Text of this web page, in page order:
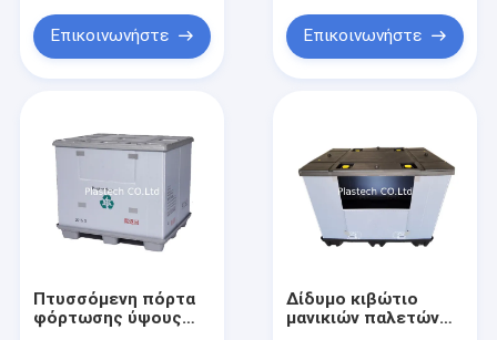
Επικοινωνήστε Επικοινωνήστε
Πτυσσόμενη πόρτα
φόρτωσης ύψους
Δίδυμο κιβώτιο
μανικιών παλετών